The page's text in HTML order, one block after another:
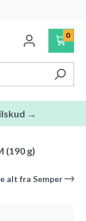
0
→
(190 g)
alt fra Semper